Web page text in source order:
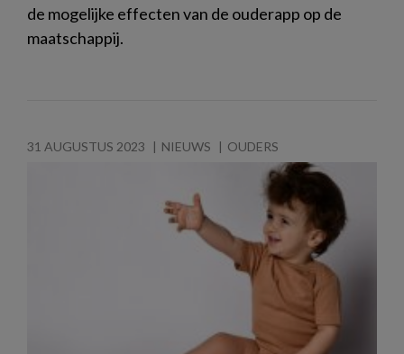
de mogelijke effecten van de ouderapp op de
maatschappij.
31 AUGUSTUS 2023 NIEUWS OUDERS